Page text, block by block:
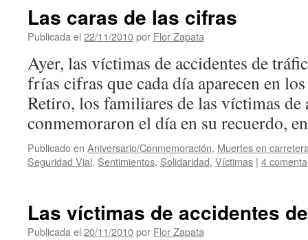
Las caras de las cifras
Publicada el 22/11/2010por Flor Zapata
Ayer, las víctimas de accidentes de
frías cifras que cada día aparecen en
Retiro, los familiares de las víctimas de
conmemoraron el día en su recuerdo,
Publicado en Aniversario/Conmemoración, Muertes en
Seguridad Vial, Sentimientos, Solidaridad, Víctimas | 4
Las víctimas de accidentes
Publicada el 20/11/2010por Flor Zapata